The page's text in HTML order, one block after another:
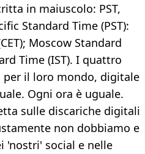
in maiuscolo: PST,
Standard Time (PST):
Moscow Standard
Time (IST). I quattro
il loro mondo, digitale
Ogni ora è uguale.
sulle discariche digitali
non dobbiamo e
'nostri' social e nelle